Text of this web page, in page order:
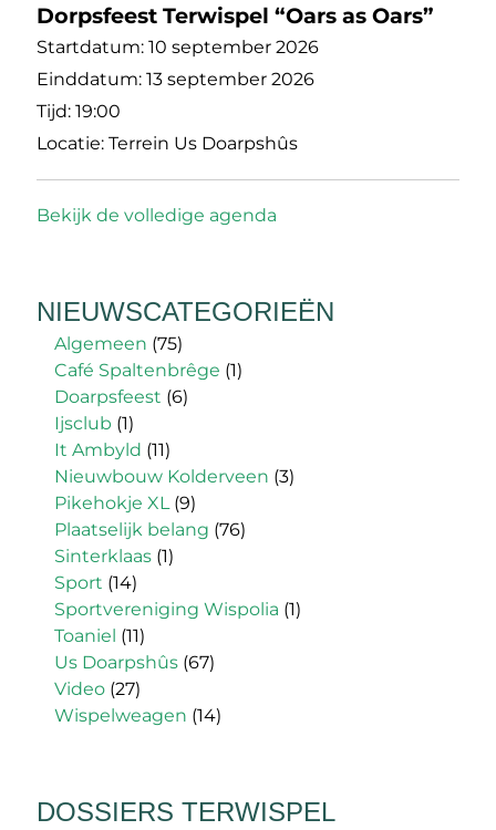
Dorpsfeest Terwispel “Oars as Oars”
Startdatum: 10 september 2026
Einddatum: 13 september 2026
Tijd: 19:00
Locatie: Terrein Us Doarpshûs
Bekijk de volledige agenda
NIEUWSCATEGORIEËN
Algemeen (75)
Café Spaltenbrêge (1)
Doarpsfeest (6)
Ijsclub (1)
It Ambyld (11)
Nieuwbouw Kolderveen (3)
Pikehokje XL(9)
Plaatselijk belang (76)
Sinterklaas (1)
Sport (14)
Sportvereniging Wispolia (1)
Toaniel (11)
Us Doarpshûs (67)
Video (27)
Wispelweagen (14)
DOSSIERS TERWISPEL